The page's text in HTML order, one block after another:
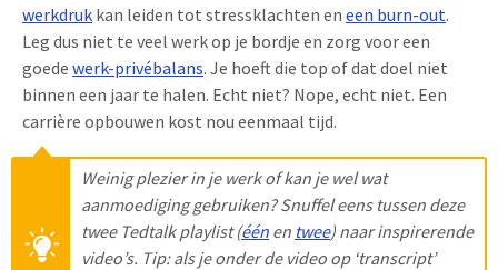
werkdruk kan leiden tot stressklachten en een burn-out.
Leg dus niet te veel werk op je bordje en zorg voor een
goede werk-privébalans. Je hoeft die top of dat doel niet
binnen een jaar te halen. Echt niet? Nope, echt niet. Een
carrière opbouwen kost nou eenmaal tijd.
Weinig plezier in je werk of kan je wel wat
aanmoediging gebruiken? Snuffel eens tussen deze
twee Tedtalk playlist (één en twee) naar inspirerende
video’s. Tip: als je onder de video op ‘transcript’